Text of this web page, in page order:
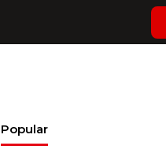
Popular